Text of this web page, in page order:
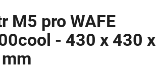
M5 pro WAFE
- 430 x 430 x